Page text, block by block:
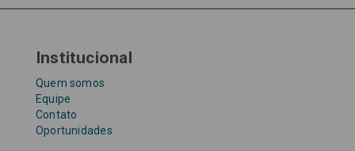
Institucional
Quem somos
Equipe
Contato
Oportunidades